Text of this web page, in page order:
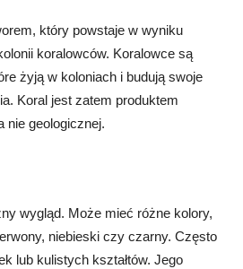
który powstaje w wyniku
koralowców. Koralowce są
żyją w koloniach i budują swoje
Koral jest zatem produktem
nie geologicznej.
wygląd. Może mieć różne kolory,
niebieski czy czarny. Często
lub kulistych kształtów. Jego